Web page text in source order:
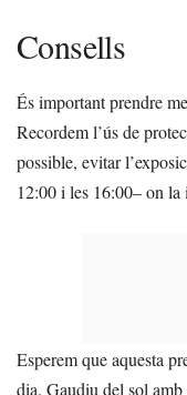
Consells
És important prendre
Recordem l’ús de
possible, evitar
12:00 i les 16:00‒ on la
Esperem que aquesta
dia. Gaudiu del sol